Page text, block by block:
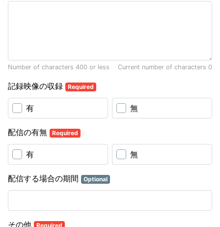
Number of characters 400 or less Current number of characters 0
記録映像の収録 Required
有 無
配信の有無 Required
有 無
配信する場合の期間 Optional
その他 Required